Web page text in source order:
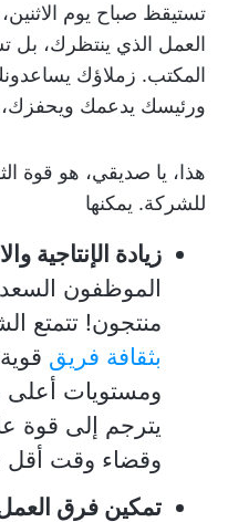
تستيقظ صباح يوم
العمل الذي ينتظرك، بل
المكتب. زملاؤك
ورئيسك يدعمك
هذا، يا صديقي، هو قوة
للشركة. يمكنها
زيادة الإنتاجية
الموظفون
منتجون! تتمتع
بثقافة فريق
ومستويات أعلى
يترجم إلى قوة
وقضاء وقت أقل
تمكين فرق